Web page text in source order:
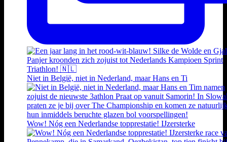
Niet in België, niet in Nederland, maar Hans en Ti
Wow! Nóg een Nederlandse topprestatie! IJzersterke